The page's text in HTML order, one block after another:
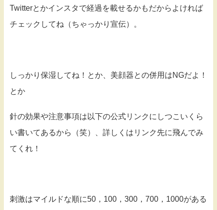
Twitterとかインスタで経過を載せるかもだからよければ
チェックしてね（ちゃっかり宣伝）。
しっかり保湿してね！とか、美顔器との併用はNGだよ！
とか
針の効果や注意事項は以下の公式リンクにしつこいくら
い書いてあるから（笑）、詳しくはリンク先に飛んでみ
てくれ！
刺激はマイルドな順に50，100，300，700，1000がある